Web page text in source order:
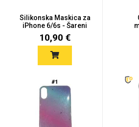
Silikonska Maskica za
iPhone 6/6s - Šareni
mot...
10,90 €